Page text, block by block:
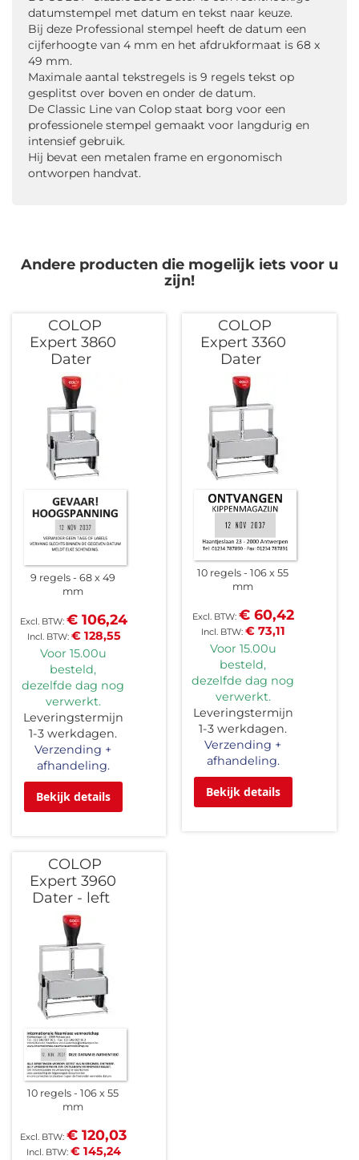
datumstempel met datum en tekst naar keuze.
Bij deze Professional stempel heeft de datum een
cijferhoogte van 4 mm en het afdrukformaat is 68 x
49 mm.
Maximale aantal tekstregels is 9 regels tekst op
gesplitst over boven en onder de datum.
De Classic Line van Colop staat borg voor een
professionele stempel gemaakt voor langdurig en
intensief gebruik.
Hij bevat een metalen frame en ergonomisch
ontworpen handvat.
Andere producten die mogelijk iets voor u
zijn!
COLOP
Expert 3860
Dater
9 regels
68 x 49
mm
€ 128,55
€ 106,24
Voor 15.00u
besteld,
dezelfde dag nog
verwerkt.
Leveringstermijn
1-3 werkdagen.
Verzending +
afhandeling.
Bekijk details
COLOP
Expert 3360
Dater
10 regels
106 x 55
mm
€ 73,11
€ 60,42
Voor 15.00u
besteld,
dezelfde dag nog
verwerkt.
Leveringstermijn
1-3 werkdagen.
Verzending +
afhandeling.
Bekijk details
COLOP
Expert 3960
Dater - left
10 regels
106 x 55
mm
€ 145,24
€ 120,03